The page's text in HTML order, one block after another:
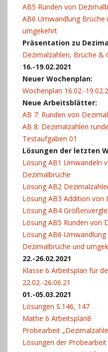
AB5 Runden von
AB6 Umwandlung Brüche
umgekehrt
Präsentation zu
Dezimalzahlen, Brüche &
16.-19.02.2021
Neuer Wochenplan:
Wochenplan 16.02.-
Neue Arbeitsblätter:
AB 7: Runden von
AB 8: Dezimalzahlen
Testaufgaben 01
Lösungen der letzten
Lösung AB1 Umwandeln
Dezimalbrüche
Lösung AB2
Lösung AB3 Addition von
Lösung AB4
Lösung AB5 Runden von
Lösung AB6
Dezimalbrüche und
22.-26.02.2021
Klasse 6 Arbeitsplan für
22.02.-26.06.21
01.-05.03.2021
Lösungen S.146, 147
Mathe 6 Arbeitsplan8
Probearbeit
Lösungen der Probearbeit